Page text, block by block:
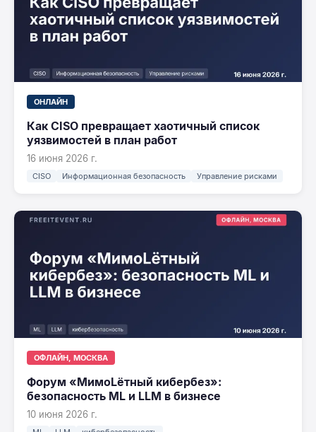
ОНЛАЙН
Как CISO превращает хаотичный список
уязвимостей в план работ
16 июня 2026 г.
CISO Информационная безопасность Управление рисками
ОФЛАЙН, МОСКВА
Форум «МимоLётный кибербез»:
безопасность ML и LLM в бизнесе
10 июня 2026 г.